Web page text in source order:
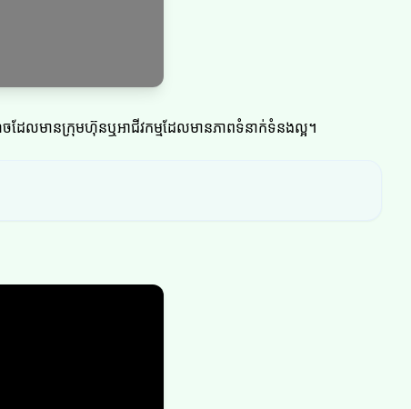
ែលមានក្រុមហ៊ុនឬអាជីវកម្មដែលមានភាពទំនាក់ទំនងល្អ។